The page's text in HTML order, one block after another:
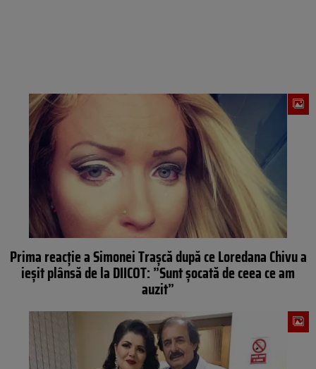
Prima reacție a Simonei Trașcă după ce Loredana Chivu a
ieșit plânsă de la DIICOT: ”Sunt șocată de ceea ce am
auzit”